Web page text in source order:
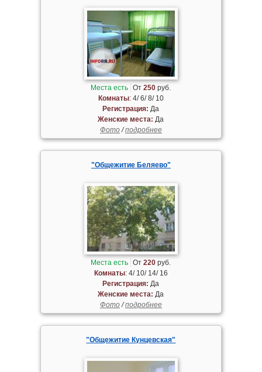
Места есть От250 руб.
Комнаты: 4/ 6/ 8/ 10
Регистрация: Да
Женские места: Да
Фото/подробнее
"Общежитие Беляево"
Места есть От220 руб.
Комнаты: 4/ 10/ 14/ 16
Регистрация: Да
Женские места: Да
Фото/подробнее
"Общежитие Кунцевская"